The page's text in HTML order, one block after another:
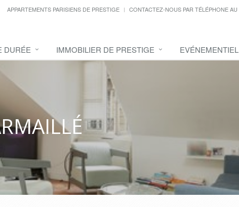
APPARTEMENTS PARISIENS DE PRESTIGE CONTACTEZ-NOUS PAR TÉLÉPHONE AU
DURÉE IMMOBILIER DE PRESTIGE EVÉNEMENTIEL